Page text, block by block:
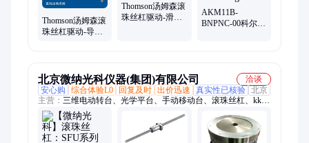
Thomson汤姆森滚
珠丝杠驱动-导轨
Thomson汤姆森滚
珠丝杠驱动-滑轨
AKM11B-
BNPNC-00科尔摩
北京微纳光科仪器(集团)有限公司
洽谈
安心购
综合体验L0 回复及时 出价迅速 真实性已核验 北京
主营： 三维电动转台、光学平台、手动移动台、滚珠丝杠、kk模
组、电动滑台、手动滑台、精密隔振平台、气浮光学平台、真空
位移台、真空转台、电动平移台、电动旋转台、电动升降台、电
动角位台、电动组合台、手动平移台、电动位移台、二维移动